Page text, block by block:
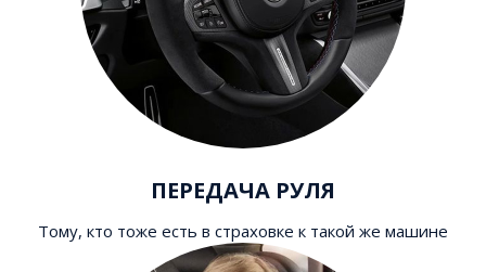
ПЕРЕДАЧА РУЛЯ
Тому, кто тоже есть в страховке к такой же машине